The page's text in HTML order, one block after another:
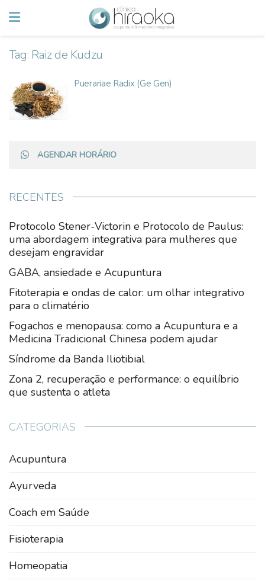
Tag: Raiz de Kudzu
Puerariae Radix (Ge Gen)
AGENDAR HORÁRIO
RECENTES
Protocolo Stener-Victorin e Protocolo de Paulus:
uma abordagem integrativa para mulheres que
desejam engravidar
GABA, ansiedade e Acupuntura
Fitoterapia e ondas de calor: um olhar integrativo
para o climatério
Fogachos e menopausa: como a Acupuntura e a
Medicina Tradicional Chinesa podem ajudar
Síndrome da Banda Iliotibial
Zona 2, recuperação e performance: o equilíbrio
que sustenta o atleta
CATEGORIAS
Acupuntura
Ayurveda
Coach em Saúde
Fisioterapia
Homeopatia